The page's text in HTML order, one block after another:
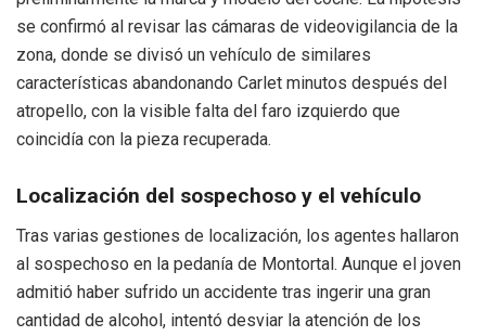
se confirmó al revisar las cámaras de videovigilancia de la
zona, donde se divisó un vehículo de similares
características abandonando Carlet minutos después del
atropello, con la visible falta del faro izquierdo que
coincidía con la pieza recuperada.
Localización del sospechoso y el vehículo
Tras varias gestiones de localización, los agentes hallaron
al sospechoso en la pedanía de Montortal. Aunque el joven
admitió haber sufrido un accidente tras ingerir una gran
cantidad de alcohol, intentó desviar la atención de los